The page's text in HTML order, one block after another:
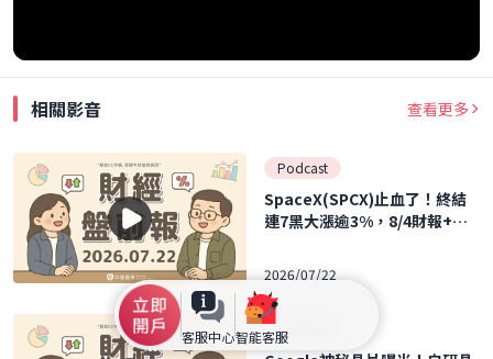
客服中心智能客服
相關影音 查看更多
Podcast
SpaceX(SPCX)止血了！終結
連7黑大漲逾3%，8/4財報+解
(三) 口袋財經盤前報
2026/07/22
Podcast